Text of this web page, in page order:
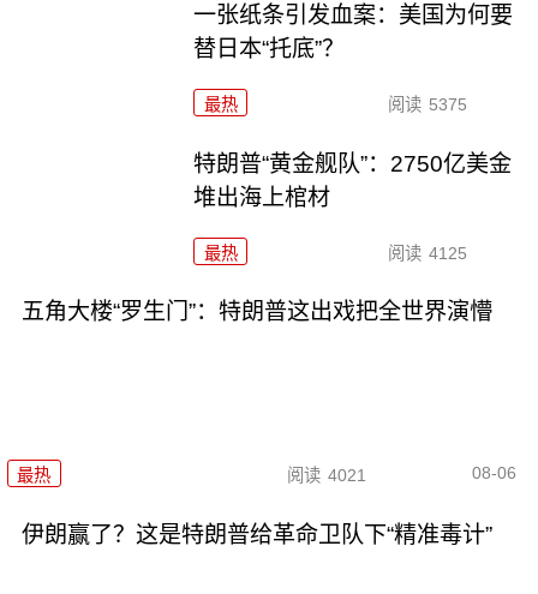
一张纸条引发血案：美国为何要
替日本“托底”？
最热 阅读 5375
特朗普“黄金舰队”：2750亿美金
堆出海上棺材
最热 阅读 4125
五角大楼“罗生门”：特朗普这出戏把全世界演懵
最热 阅读 4021 08-06
伊朗赢了？这是特朗普给革命卫队下“精准毒计”